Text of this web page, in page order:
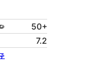
50+
7.2